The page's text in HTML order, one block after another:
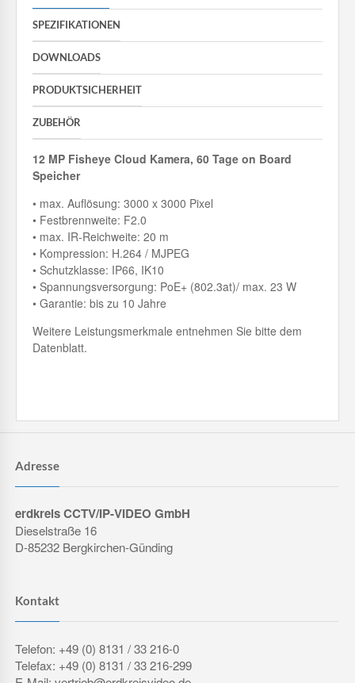
SPEZIFIKATIONEN
DOWNLOADS
PRODUKTSICHERHEIT
ZUBEHÖR
12 MP Fisheye Cloud Kamera, 60 Tage on Board
Speicher
• max. Auflösung: 3000 x 3000 Pixel
• Festbrennweite: F2.0
• max. IR-Reichweite: 20 m
• Kompression: H.264 / MJPEG
• Schutzklasse: IP66, IK10
• Spannungsversorgung: PoE+ (802.3at)/ max. 23 W
• Garantie: bis zu 10 Jahre
Weitere Leistungsmerkmale entnehmen Sie bitte dem
Datenblatt.
Adresse
erdkreis CCTV/IP-VIDEO GmbH
Dieselstraße 16
D-85232 Bergkirchen-Günding
Kontakt
Telefon: +49 (0) 8131 / 33 216-0
Telefax: +49 (0) 8131 / 33 216-299